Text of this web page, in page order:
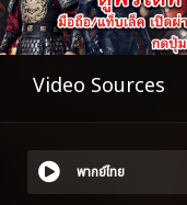
Video Sources
พากย์ไทย